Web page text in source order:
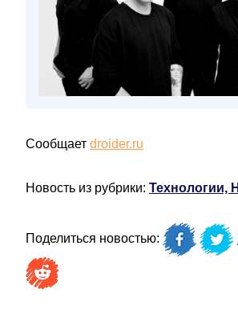
Сообщает droider.ru
Новость из рубрики: Технологии,
Поделиться новостью: